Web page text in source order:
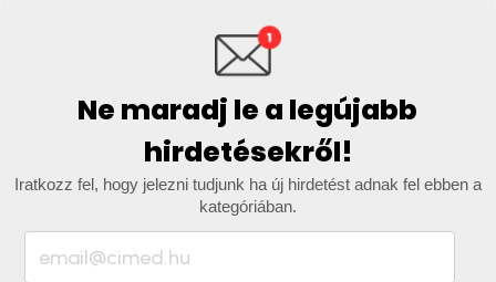
Ne maradj le a legújabb
hirdetésekről!
Iratkozz fel, hogy jelezni tudjunk ha új hirdetést adnak fel ebben a
kategóriában.